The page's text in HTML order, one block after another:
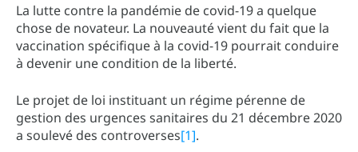
La lutte contre la pandémie de covid-19 a quelque
chose de novateur. La nouveauté vient du fait que la
vaccination spécifique à la covid-19 pourrait conduire
à devenir une condition de la liberté.
Le projet de loi instituant un régime pérenne de
gestion des urgences sanitaires du 21 décembre 2020
a soulevé des controverses[1].